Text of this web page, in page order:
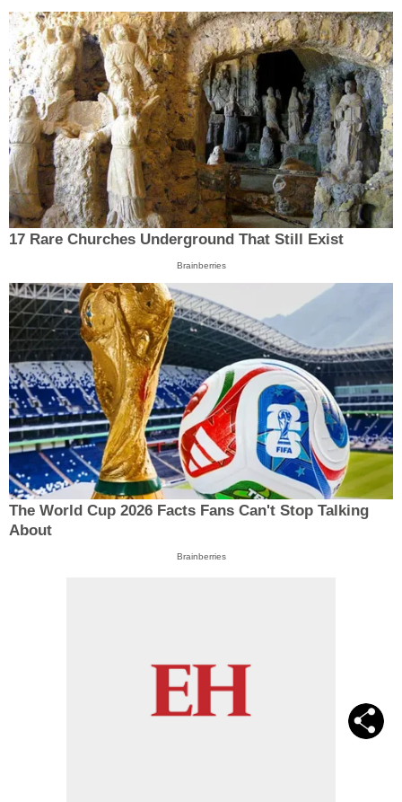
17 Rare Churches Underground That Still Exist
Brainberries
The World Cup 2026 Facts Fans Can't Stop Talking
About
Brainberries